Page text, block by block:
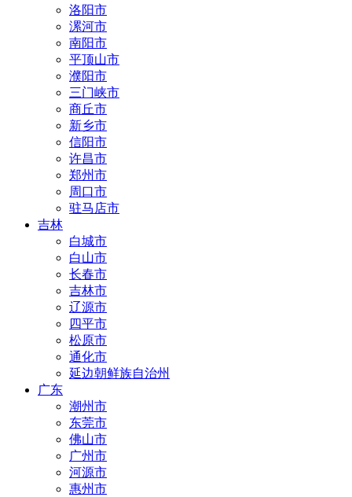
洛阳市
漯河市
南阳市
平顶山市
濮阳市
三门峡市
商丘市
新乡市
信阳市
许昌市
郑州市
周口市
驻马店市
吉林
白城市
白山市
长春市
吉林市
辽源市
四平市
松原市
通化市
延边朝鲜族自治州
广东
潮州市
东莞市
佛山市
广州市
河源市
惠州市